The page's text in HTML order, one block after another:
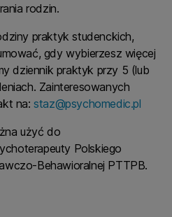
rodzin.
praktyk studenckich,
gdy wybierzesz więcej
dziennik praktyk przy 5 (lub
Zainteresowanych
na: staz@psychomedic.pl
użyć do
Polskiego
Behawioralnej PTTPB.